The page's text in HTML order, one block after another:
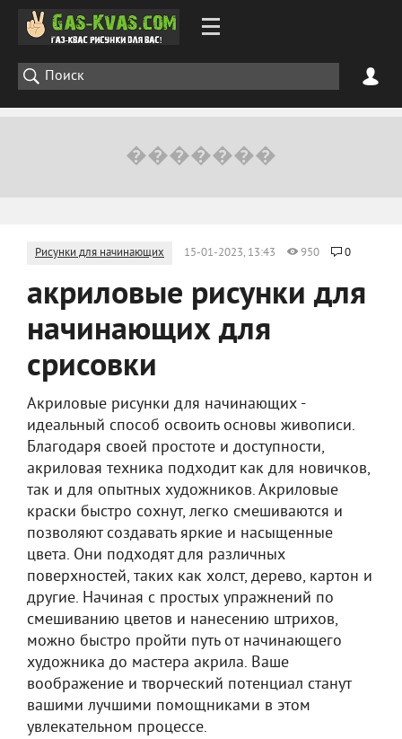
Рисунки для начинающих 15-01-2023, 13:43 950 0
акриловые рисунки для
начинающих для
срисовки
Акриловые рисунки для начинающих -
идеальный способ освоить основы живописи.
Благодаря своей простоте и доступности,
акриловая техника подходит как для новичков,
так и для опытных художников. Акриловые
краски быстро сохнут, легко смешиваются и
позволяют создавать яркие и насыщенные
цвета. Они подходят для различных
поверхностей, таких как холст, дерево, картон и
другие. Начиная с простых упражнений по
смешиванию цветов и нанесению штрихов,
можно быстро пройти путь от начинающего
художника до мастера акрила. Ваше
воображение и творческий потенциал станут
вашими лучшими помощниками в этом
увлекательном процессе.